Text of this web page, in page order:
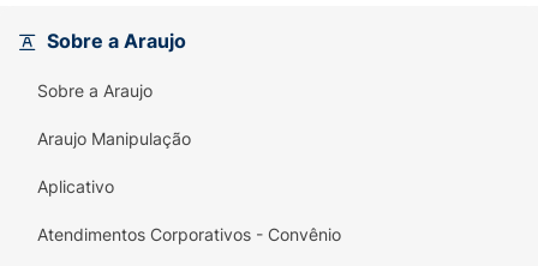
Transforme seu banho em um momento
Líquido Palmolive Naturals Óleo Nutritivo.
Experimente e sinta a diferença na sua pele
todos os dias!
Aplique um pouco do sabonete líquido nas
Sobre a Araujo
Sobre a Araujo
Araujo Manipulação
Aplicativo
Atendimentos Corporativos - Convênio